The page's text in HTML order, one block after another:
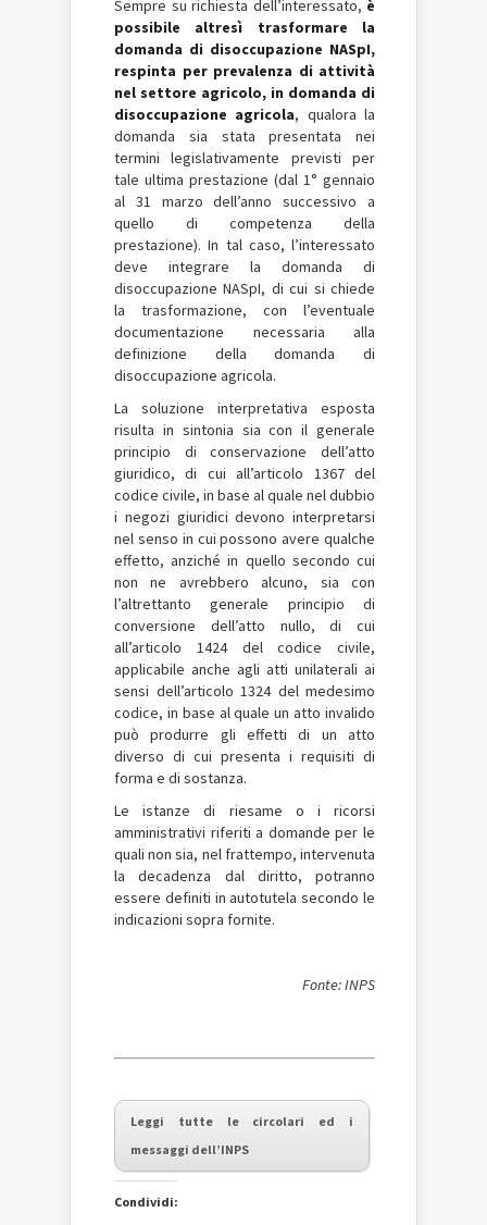
Sempre su richiesta dell’interessato, è
possibile altresì trasformare la
domanda di disoccupazione NASpI,
respinta per prevalenza di attività
nel settore agricolo, in domanda di
disoccupazione agricola, qualora la
domanda sia stata presentata nei
termini legislativamente previsti per
tale ultima prestazione (dal 1° gennaio
al 31 marzo dell’anno successivo a
quello di competenza della
prestazione). In tal caso, l’interessato
deve integrare la domanda di
disoccupazione NASpI, di cui si chiede
la trasformazione, con l’eventuale
documentazione necessaria alla
definizione della domanda di
disoccupazione agricola.
La soluzione interpretativa esposta
risulta in sintonia sia con il generale
principio di conservazione dell’atto
giuridico, di cui all’articolo 1367 del
codice civile, in base al quale nel dubbio
i negozi giuridici devono interpretarsi
nel senso in cui possono avere qualche
effetto, anziché in quello secondo cui
non ne avrebbero alcuno, sia con
l’altrettanto generale principio di
conversione dell’atto nullo, di cui
all’articolo 1424 del codice civile,
applicabile anche agli atti unilaterali ai
sensi dell’articolo 1324 del medesimo
codice, in base al quale un atto invalido
può produrre gli effetti di un atto
diverso di cui presenta i requisiti di
forma e di sostanza.
Le istanze di riesame o i ricorsi
amministrativi riferiti a domande per le
quali non sia, nel frattempo, intervenuta
la decadenza dal diritto, potranno
essere definiti in autotutela secondo le
indicazioni sopra fornite.
Fonte: INPS
Leggi tutte le circolari ed i
messaggi dell’INPS
Condividi: